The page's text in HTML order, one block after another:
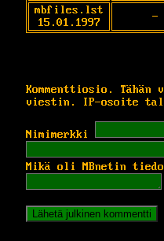
mbfiles.lst
15.01.1997
-
Kommenttiosio.
viestin. IP-osoite
Nimimerkki
Mikä oli MBnetin